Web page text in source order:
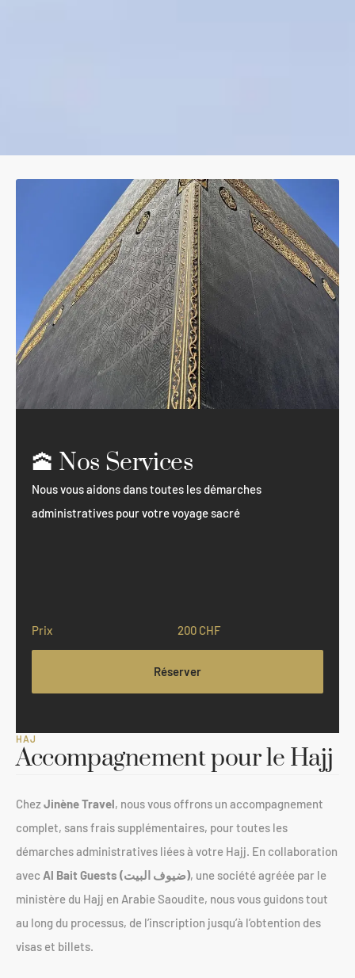
🕋 Nos Services
Nous vous aidons dans toutes les démarches
administratives pour votre voyage sacré
Prix 200 CHF
Réserver
HAJ
Accompagnement pour le Hajj
ChezJinène Travel, nous vous offrons un accompagnement
complet, sans frais supplémentaires, pour toutes les
démarches administratives liées à votre Hajj. En collaboration
avec
Al Bait Guests (ضيوف البيت), une société agréée par le
ministère du Hajj en Arabie Saoudite, nous vous guidons tout
au long du processus, de l’inscription jusqu’à l’obtention des
visas et billets.